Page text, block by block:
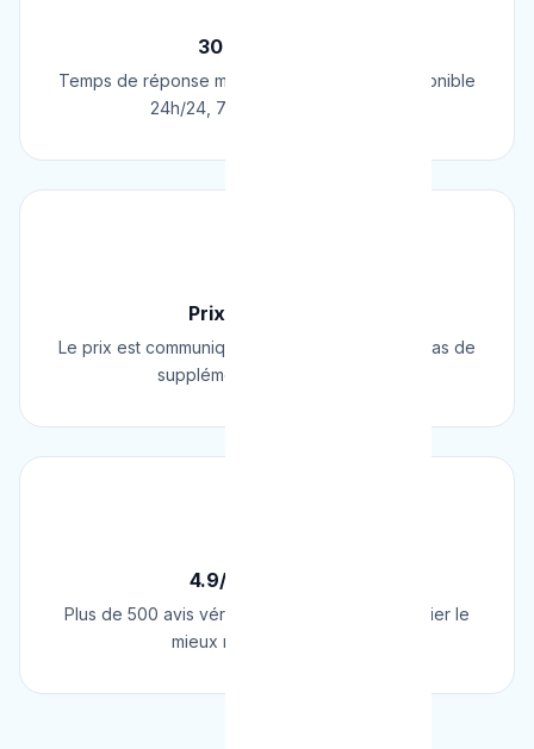
30 Min Chrono
Temps de réponse moyen de 30 minutes. Disponible
24h/24, 7j/7, 365 jours par an.
Prix Fixe Garanti
Le prix est communiqué AVANT l'intervention. Pas de
supplément surprise, jamais.
4.9/5 sur Google
Plus de 500 avis vérifiés sur Google. Le plombier le
mieux noté de Belgique.